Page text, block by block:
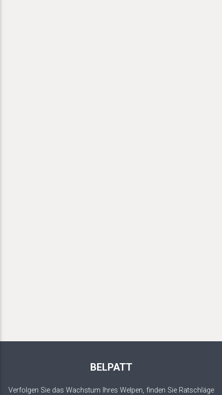
BELPATT
Verfolgen Sie das Wachstum Ihres Welpen, finden Sie Ratschläge